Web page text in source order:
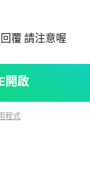
覆 請注意喔
開啟
程式